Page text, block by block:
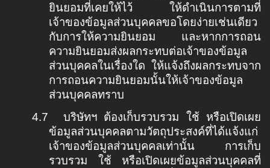
ยินยอมที่เคยให้ไว้ ให้ดำเนินการตามที่
เจ้าของข้อมูลส่วนบุคคลขอโดยง่ายเช่นเดียว
กับการให้ความยินยอม และหากการถอน
ความยินยอมส่งผลกระทบต่อเจ้าของข้อมูล
ส่วนบุคคลในเรื่องใด ให้แจ้งถึงผลกระทบจาก
การถอนความยินยอมนั้นให้เจ้าของข้อมูล
ส่วนบุคคลทราบ
4.7
บริษัทฯ ต้องเก็บรวบรวม ใช้ หรือเปิดเผย
ข้อมูลส่วนบุคคลตามวัตถุประสงค์ที่ได้แจ้งแก่
เจ้าของข้อมูลส่วนบุคคลเท่านั้น การเก็บ
รวบรวม ใช้ หรือเปิดเผยข้อมูลส่วนบุคคลที่